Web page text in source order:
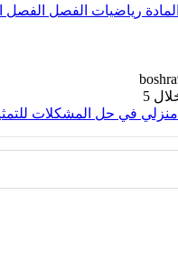
المادة رياضيات الفصل الفصل
5
في حل المشكلات